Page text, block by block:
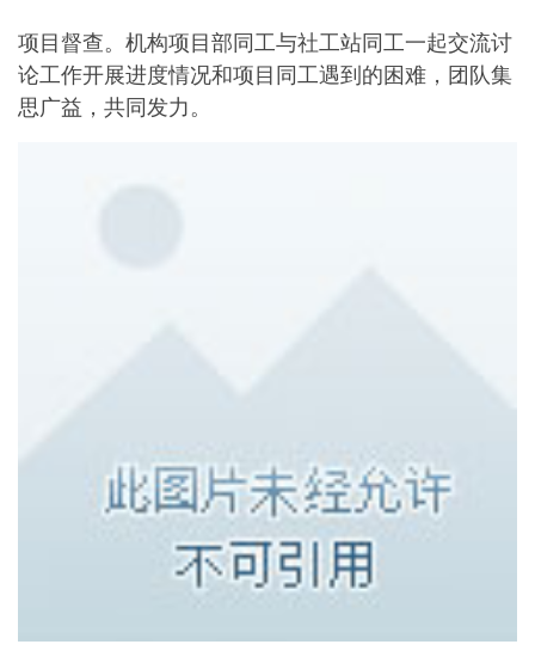
项目督查。机构项目部同工与社工站同工一起交流讨
论工作开展进度情况和项目同工遇到的困难，团队集
思广益，共同发力。